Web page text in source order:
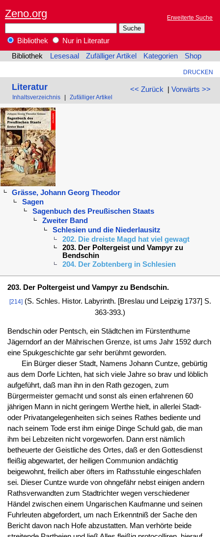
Zeno.org Erweiterte Suche
Bibliothek
Nur in Literatur
Bibliothek
Lesesaal Zufälliger Artikel Kategorien Shop
DRUCKEN
<< Zurück | Vorwärts >>
Literatur
Inhaltsverzeichnis Zufälliger Artikel
Grässe, Johann Georg Theodor
Sagen
Sagenbuch des Preußischen Staats
Zweiter Band
Schlesien und die Niederlausitz
202. Die dreiste Magd hat viel gewagt
203. Der Poltergeist und Vampyr zu
Bendschin
204. Der Zobtenberg in Schlesien
203. Der Poltergeist und Vampyr zu Bendschin.
[214] (S. Schles. Histor. Labyrinth. [Breslau und Leipzig 1737] S.
363-393.)
Bendschin oder Pentsch, ein Städtchen im Fürstenthume
Jägerndorf an der Mährischen Grenze, ist ums Jahr 1592 durch
eine Spukgeschichte gar sehr berühmt geworden.
Ein Bürger dieser Stadt, Namens Johann Cuntze, gebürtig
aus dem Dorfe Lichten, hat sich viele Jahre so brav und löblich
aufgeführt, daß man ihn in den Rath gezogen, zum
Bürgermeister gemacht und sonst als einen erfahrenen 60
jährigen Mann in nicht geringem Werthe hielt, in allerlei Stadt-
oder Privatangelegenheiten sich seines Rathes bediente und
nach seinem Tode erst ihm einige Dinge Schuld gab, die man
ihm bei Lebzeiten nicht vorgeworfen. Dann erst nämlich
betheuerte der Geistliche des Ortes, daß er den Gottesdienst
fleißig abgewartet, der heiligen Communion andächtig
beigewohnt, freilich aber öfters im Rathsstuhle eingeschlafen
sei. Dieser Cuntze wurde von ohngefähr nebst einigen andern
Rathsverwandten zum Stadtrichter wegen verschiedener
Händel zwischen einem Ungarischen Kaufmanne und seinen
Fuhrleuten abgefordert, um nach Erkenntniß der Sache den
Bericht davon nach Hofe abzustatten. Man verhörte beide